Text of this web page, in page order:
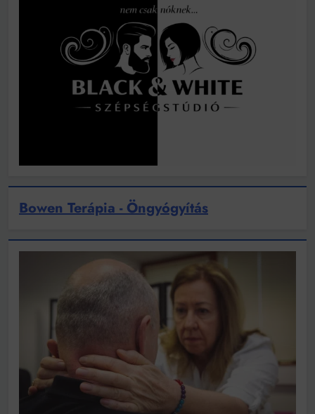
Bowen Terápia - Öngyógyítás